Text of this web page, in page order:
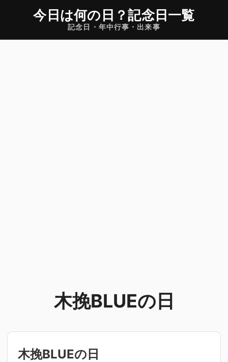
今日は何の日 ？記念日一覧
記念日・年中行事・出来事
木挽BLUEの日
木挽BLUEの日